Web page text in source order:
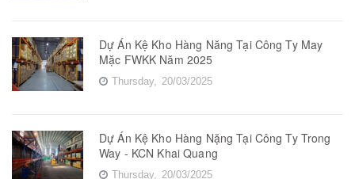
Dự Án Kệ Kho Hàng Năng Tại Công Ty May
Mặc FWKK Năm 2025
Thursday, 20/03/2025
Dự Án Kệ Kho Hàng Nặng Tại Công Ty Trong
Way - KCN Khai Quang
Thursday, 20/03/2025